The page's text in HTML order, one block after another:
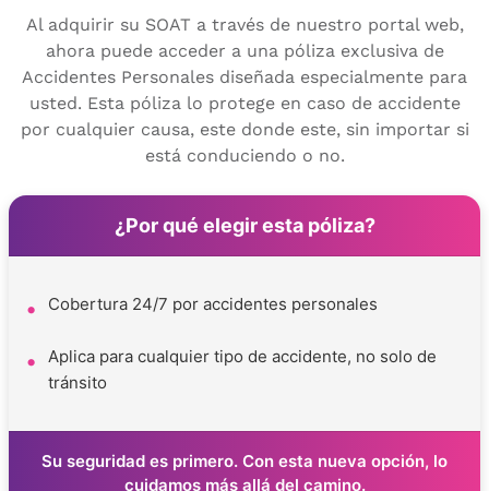
Al adquirir su SOAT a través de nuestro portal web,
ahora puede acceder a una póliza exclusiva de
Accidentes Personales diseñada especialmente para
usted. Esta póliza lo protege en caso de accidente
por cualquier causa, este donde este, sin importar si
está conduciendo o no.
¿Por qué elegir esta póliza?
Cobertura 24/7 por accidentes personales
Aplica para cualquier tipo de accidente, no solo de
tránsito
Su seguridad es primero. Con esta nueva opción, lo
cuidamos más allá del camino.